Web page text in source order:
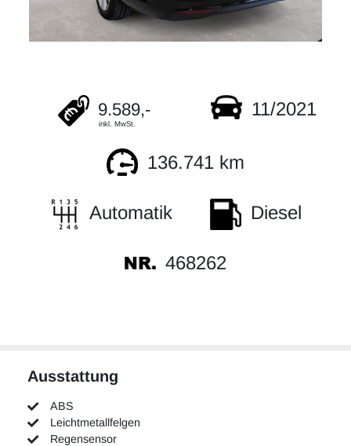
9.589,-
inkl. MwSt.
11/2021
136.741 km
Automatik Diesel
468262
Ausstattung
ABS
Leichtmetallfelgen
Regensensor